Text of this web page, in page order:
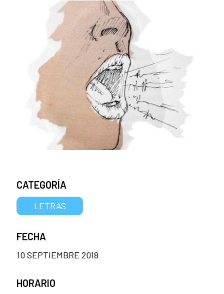
CATEGORÍA
LETRAS
FECHA
10 SEPTIEMBRE 2018
HORARIO